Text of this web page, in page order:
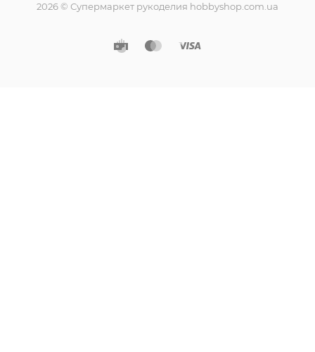
2026 © Супермаркет рукоделия hobbyshop.com.ua